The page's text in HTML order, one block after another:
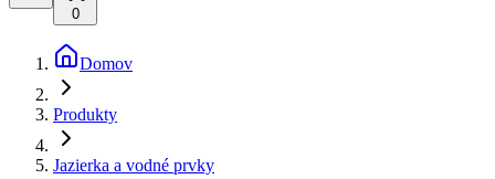
0
Domov
Produkty
Jazierka a vodné prvky